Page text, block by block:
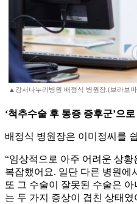
▲강서나누리병원 배정식 병원장.(브라보
‘척추수술 후 통증 증후군’으로
배정식 병원장은 이미정씨를
“임상적으로 아주 어려운 상
복잡했어요. 일단 다른 병원에
또 그 수술이 잘못된 수술은
는 두 가지 증상이 겹친 상태